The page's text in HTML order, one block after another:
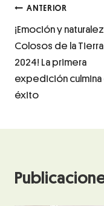
ANTERIOR
¡Emoción y
Colosos de la Tierra
2024! La primera
expedición culmina
éxito